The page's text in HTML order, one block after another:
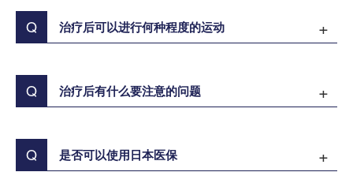
Q 治疗后可以进行何种程度的运动
Q 治疗后有什么要注意的问题
Q 是否可以使用日本医保